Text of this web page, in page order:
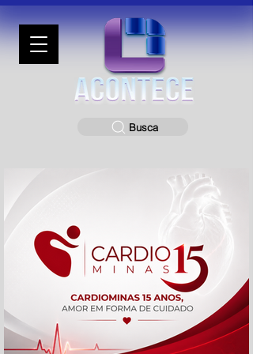
Busca